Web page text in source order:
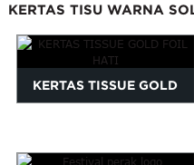
Bulgarian
Croatian
Gujarati
Khmer
KERTAS TISU WARNA
KERTAS TISSUE GOLD